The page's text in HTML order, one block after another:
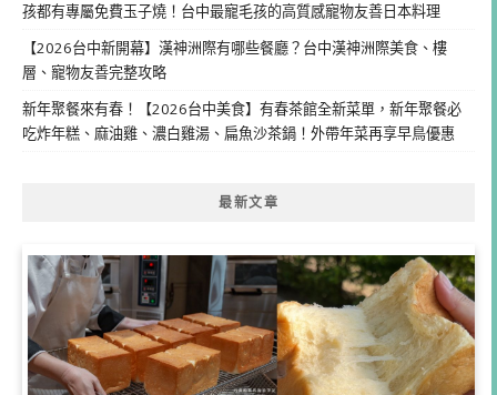
孩都有專屬免費玉子燒！台中最寵毛孩的高質感寵物友善日本料理
【2026台中新開幕】漢神洲際有哪些餐廳？台中漢神洲際美食、樓
層、寵物友善完整攻略
新年聚餐來有春！【2026台中美食】有春茶館全新菜單，新年聚餐必
吃炸年糕、麻油雞、濃白雞湯、扁魚沙茶鍋！外帶年菜再享早鳥優惠
最新文章